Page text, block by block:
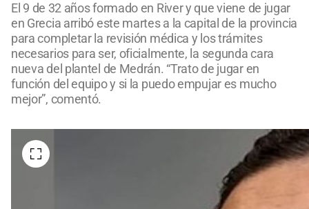
El 9 de 32 años formado en River y que viene de jugar
en Grecia arribó este martes a la capital de la provincia
para completar la revisión médica y los trámites
necesarios para ser, oficialmente, la segunda cara
nueva del plantel de Medrán. “Trato de jugar en
función del equipo y si la puedo empujar es mucho
mejor”, comentó.